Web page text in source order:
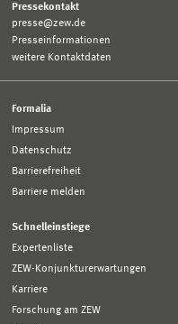
Pressekontakt
presse@zew.de
Presseinformationen
weitere Kontaktdaten
Formalia
Impressum
Datenschutz
Barrierefreiheit
Barriere melden
Schnelleinstiege
Expertenliste
ZEW-Konjunkturerwartungen
Karriere
Forschung am ZEW